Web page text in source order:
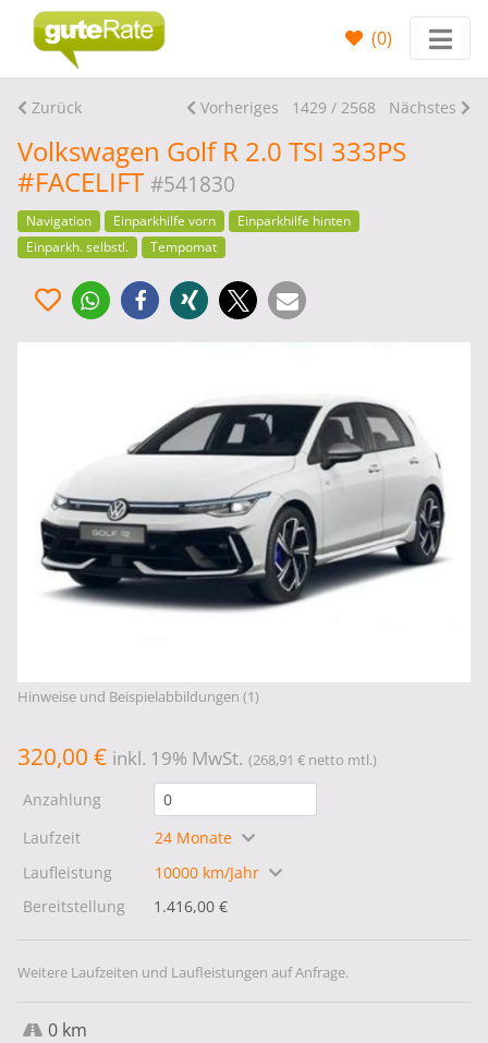
(0)
Zurück Vorheriges 1429 / 2568 Nächstes
Volkswagen Golf R 2.0 TSI 333PS
#FACELIFT #541830
Navigation Einparkhilfe vorn
Einparkhilfe hinten
Einparkh. selbstl.
Tempomat
Hinweise und Beispielabbildungen (1)
320,00 € inkl. 19% MwSt. (268,91 € netto mtl.)
Anzahlung
Laufzeit
24 Monate
Laufleistung
10000 km/Jahr
Bereitstellung
1.416,00 €
Weitere Laufzeiten und Laufleistungen auf Anfrage.
0 km